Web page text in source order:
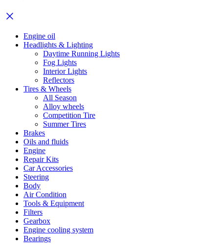
Engine oil
Headlights & Lighting
Daytime Running Lights
Fog Lights
Interior Lights
Reflectors
Tires & Wheels
All Season
Alloy wheels
Competition Tire
Summer Tires
Brakes
Oils and fluids
Engine
Repair Kits
Car Accessories
Steering
Body
Air Condition
Tools & Equipment
Filters
Gearbox
Engine cooling system
Bearings